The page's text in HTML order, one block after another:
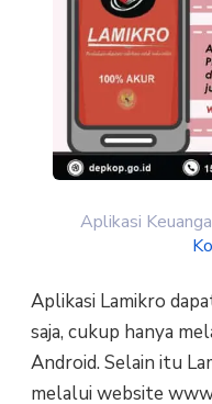
Aplikasi
Aplikasi Lamikro
saja, cukup hanya
Android. Selain itu
melalui website